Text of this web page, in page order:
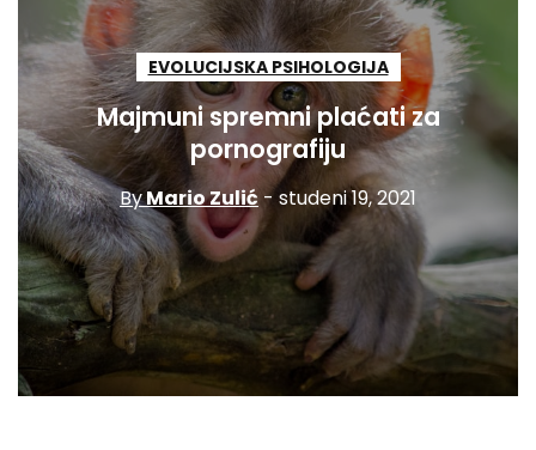
EVOLUCIJSKA PSIHOLOGIJA
Majmuni spremni plaćati za
pornografiju
ByMario Zulić - studeni 19, 2021